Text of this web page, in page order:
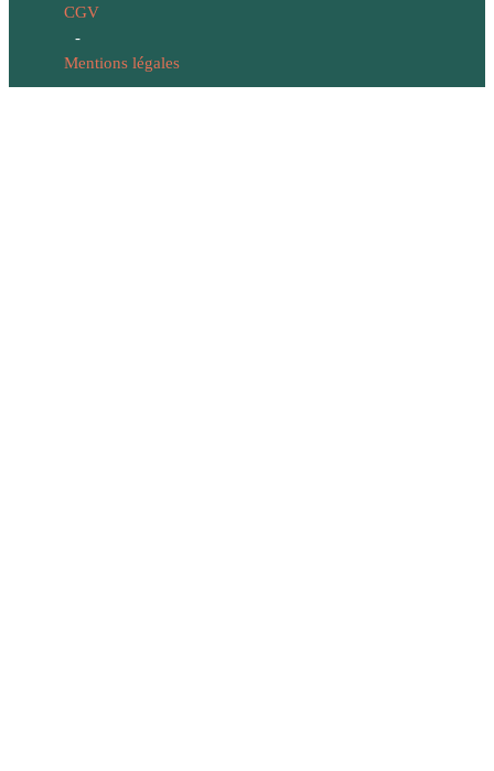
CGV
-
Mentions légales